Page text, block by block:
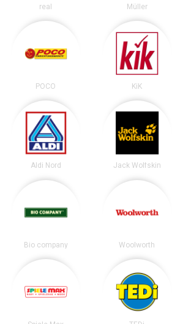
real Müller
POCO KiK
Aldi Nord Jack Wolfskin
Bio company Woolworth